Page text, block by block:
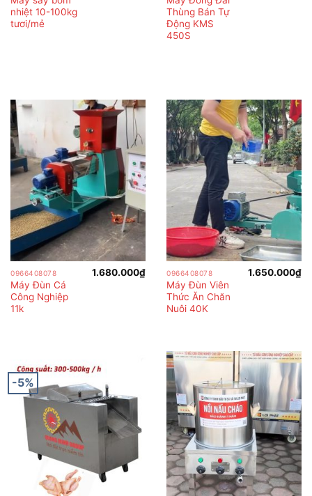
nhiệt 10-100kg
tươi/mẻ
Thùng Bán Tự
Động KMS
450S
0966408078
Máy Đùn Cá
Công Nghiệp
11k
1.680.000₫ 0966408078
Máy Đùn Viên
Thức Ăn Chăn
Nuôi 40K
1.650.000₫
-5%